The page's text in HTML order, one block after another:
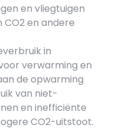
en vliegtuigen
en andere
in
verwarming en
de opwarming
van niet-
en inefficiënte
CO2-uitstoot.